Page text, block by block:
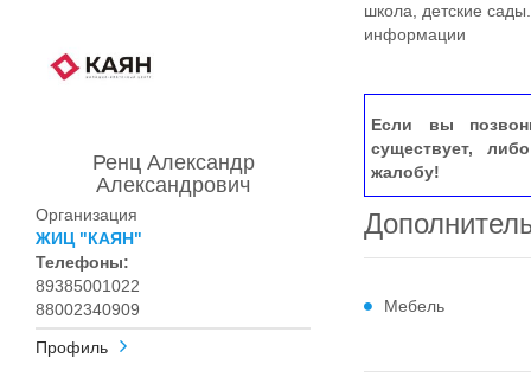
Ренц Александр
Александрович
Организация
ЖИЦ "КАЯН"
Телефоны:
89385001022
88002340909
Профиль
школа, детские
информации
Если вы
существует,
жалобу!
Мебель